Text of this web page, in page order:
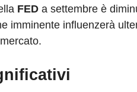
FED a settembre è
imminente influenzerà